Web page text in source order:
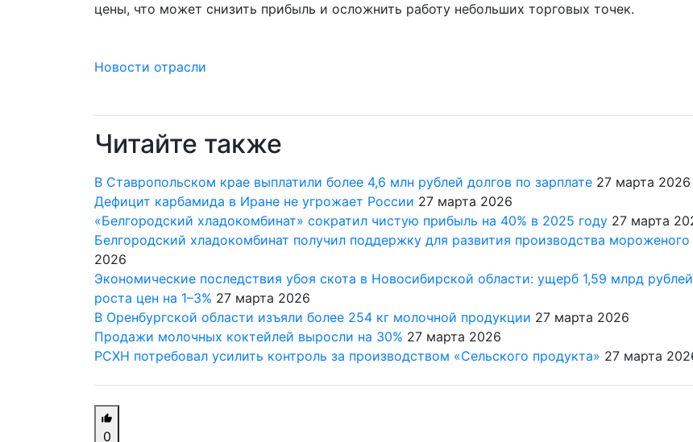
цены, что может снизить прибыль и осложнить работу небольших торговых точек.
Новости отрасли
Читайте также
В Ставропольском крае выплатили более 4,6 млн рублей долгов по зарплате 27 марта 2026
Дефицит карбамида в Иране не угрожает России 27 марта 2026
«Белгородский хладокомбинат» сократил чистую прибыль на 40% в 2025 году 27 марта
Белгородский хладокомбинат получил поддержку для развития производства мороженого
2026
Экономические последствия убоя скота в Новосибирской области: ущерб 1,59 млрд
роста цен на 1–3% 27 марта 2026
В Оренбургской области изъяли более 254 кг молочной продукции 27 марта 2026
Продажи молочных коктейлей выросли на 30% 27 марта 2026
РСХН потребовал усилить контроль за производством «Сельского продукта» 27 марта
0